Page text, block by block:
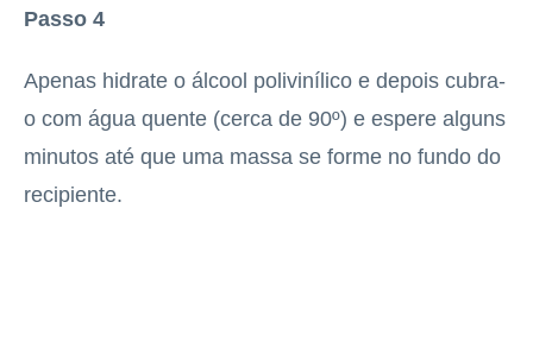
Passo 4
Apenas hidrate o álcool polivinílico e depois cubra-
o com água quente (cerca de 90º) e espere alguns
minutos até que uma massa se forme no fundo do
recipiente.